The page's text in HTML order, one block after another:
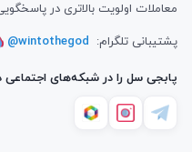
معاملات اولویت بالاتری در
پشتیبانی تلگرام: @wintothegod
پابجی سل را در شبکه‌های اجتماعی